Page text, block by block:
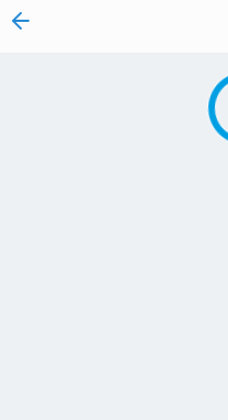
vai al contenuto